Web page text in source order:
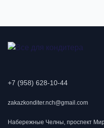
+7 (958) 628-10-44
zakazkonditer.nch@gmail.com
Набережные Челны, проспект